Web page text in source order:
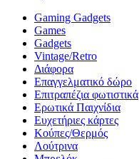
Gaming Gadgets
Games
Gadgets
Vintage/Retro
Διάφορα
Επαγγελματικό δώρο
Επιτραπέζια φωτιστικά
Ερωτικά Παιχνίδια
Ευχετήριες κάρτες
Κούπες/Θερμός
Λούτρινα